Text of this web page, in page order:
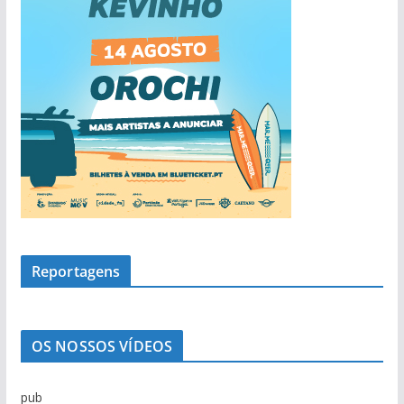
Reportagens
OS NOSSOS VÍDEOS
pub